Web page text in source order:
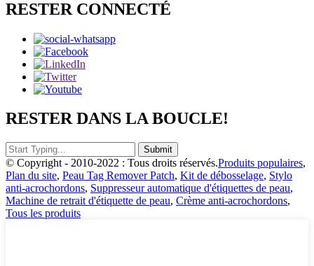
RESTER CONNECTÉ
RESTER DANS LA BOUCLE!
© Copyright - 2010-2022 : Tous droits réservés.Produits populaires,
Plan du site, Peau Tag Remover Patch, Kit de débosselage, Stylo
anti-acrochordons, Suppresseur automatique d'étiquettes de peau,
Machine de retrait d'étiquette de peau, Crème anti-acrochordons,
Tous les produits